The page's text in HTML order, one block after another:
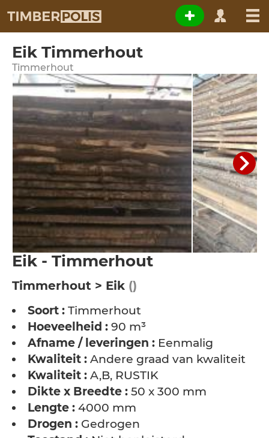
Eik Timmerhout
Timmerhout
Eik - Timmerhout
Timmerhout > Eik ()
Soort : Timmerhout
Hoeveelheid : 90 m³
Afname / leveringen : Eenmalig
Kwaliteit : Andere graad van kwaliteit
Kwaliteit : A,B, RUSTIK
Dikte x Breedte : 50 x 300 mm
Lengte : 4000 mm
Drogen : Gedrogen